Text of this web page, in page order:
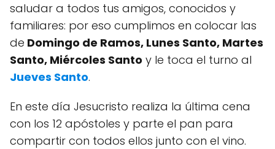
saludar a todos tus amigos, conocidos y
familiares: por eso cumplimos en colocar las
de Domingo de Ramos, Lunes Santo, Martes
Santo, Miércoles Santo y le toca el turno al
Jueves Santo.
En este día Jesucristo realiza la última cena
con los 12 apóstoles y parte el pan para
compartir con todos ellos junto con el vino.